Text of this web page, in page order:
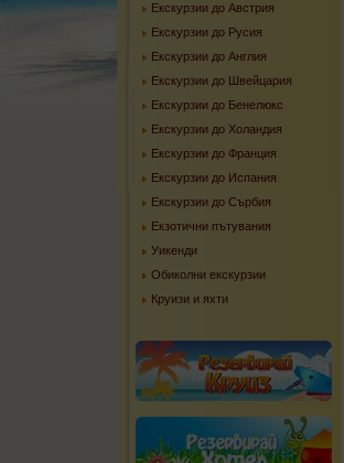
Екскурзии до Австрия
Екскурзии до Русия
Екскурзии до Англия
Екскурзии до Швейцария
Екскурзии до Бенелюкс
Екскурзии до Холандия
Екскурзии до Франция
Екскурзии до Испания
Екскурзии до Сърбия
Екзотични пътувания
Уикенди
Обиколни екскурзии
Круизи и яхти